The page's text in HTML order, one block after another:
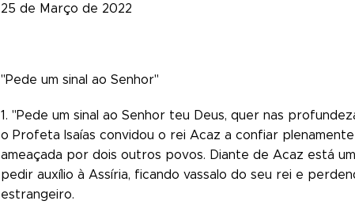
25 de Março de 2022
"Pede um sinal ao Senhor"
1. "Pede um sinal ao Senhor teu Deus, quer nas
o Profeta Isaías convidou o rei Acaz a confiar plenamente
ameaçada por dois outros povos. Diante de Acaz está
pedir auxílio à Assíria, ficando vassalo do seu rei e
estrangeiro.